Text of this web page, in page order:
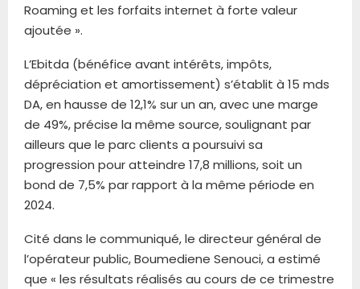
Roaming et les forfaits internet à forte valeur
ajoutée ».
L’Ebitda (bénéfice avant intérêts, impôts,
dépréciation et amortissement) s’établit à 15 mds
DA, en hausse de 12,1% sur un an, avec une marge
de 49%, précise la même source, soulignant par
ailleurs que le parc clients a poursuivi sa
progression pour atteindre 17,8 millions, soit un
bond de 7,5% par rapport à la même période en
2024.
Cité dans le communiqué, le directeur général de
l’opérateur public, Boumediene Senouci, a estimé
que « les résultats réalisés au cours de ce trimestre